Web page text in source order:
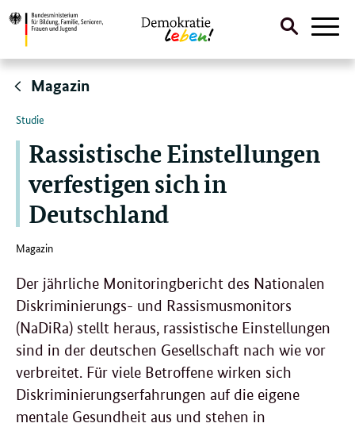
Direktlink:
Suche
Magazin
Studie
Rassistische Einstellungen
verfestigen sich in
Deutschland
Magazin
Der jährliche Monitoringbericht des Nationalen
Diskriminierungs- und Rassismusmonitors
(NaDiRa) stellt heraus, rassistische Einstellungen
sind in der deutschen Gesellschaft nach wie vor
verbreitet. Für viele Betroffene wirken sich
Diskriminierungserfahrungen auf die eigene
mentale Gesundheit aus und stehen in